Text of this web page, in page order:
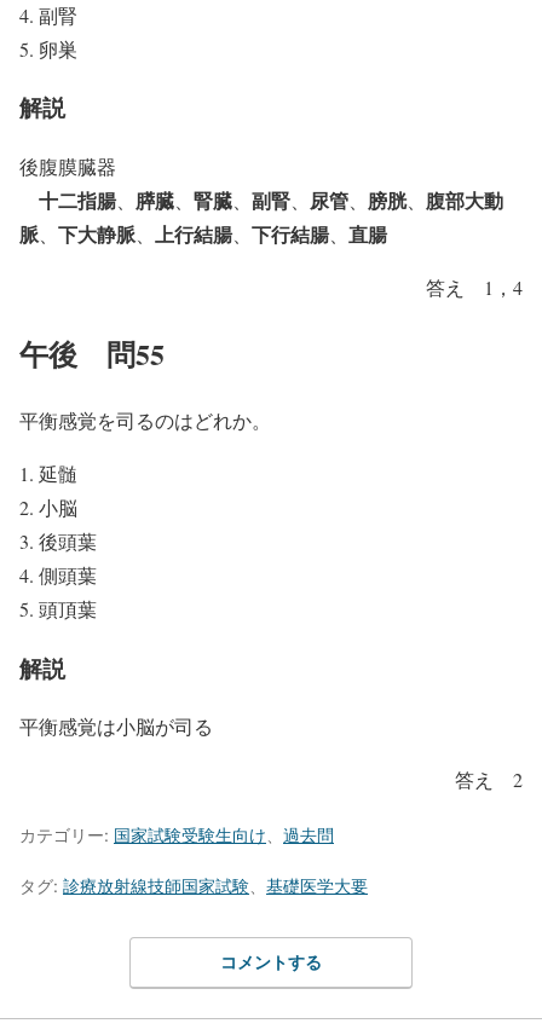
副腎
卵巣
解説
後腹膜臓器
十二指腸、 膵臓 腎臓 副腎 尿管 膀胱、 腹部大動
脈
下大静脈 上行結腸、 下行結腸、 直腸
答え 1，4
午後 問55
平衡感覚を司るのはどれか。
延髄
小脳
後頭葉
側頭葉
頭頂葉
解説
平衡感覚は小脳が司る
答え 2
カテゴリー: 国家試験受験生向け 過去問
タグ: 診療放射線技師国家試験 基礎医学大要
コメントする